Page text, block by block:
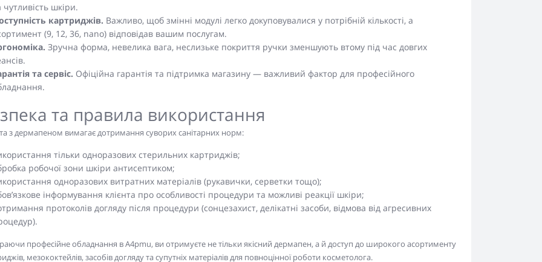
чутливість шкіри.
картриджів. Важливо, щоб змінні модулі легко докуповувалися у потрібній кількості, а
(9, 12, 36, nano) відповідав вашим послугам.
Зручна форма, невелика вага, неслизьке покриття ручки зменшують втому під час довгих
та сервіс. Офіційна гарантія та підтримка магазину — важливий фактор для професійного
та правила використання
з дермапеном вимагає дотримання суворих санітарних норм:
тільки одноразових стерильних картриджів;
робочої зони шкіри антисептиком;
одноразових витратних матеріалів (рукавички, серветки тощо);
інформування клієнта про особливості процедури та можливі реакції шкіри;
протоколів догляду після процедури (сонцезахист, делікатні засоби, відмова від агресивних
професійне обладнання в A4pmu, ви отримуєте не тільки якісний дермапен, а й доступ до широкого асортименту
мезококтейлів, засобів догляду та супутніх матеріалів для повноцінної роботи косметолога.